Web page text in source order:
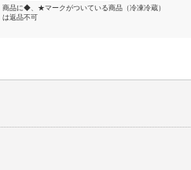
商品に◆、★マークがついている商品（冷凍冷蔵）
は返品不可